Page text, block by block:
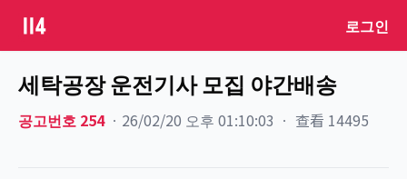
로그인
세탁공장 운전기사 모집 야간배송
공고번호 254 ㆍ 26/02/20 오후 01:10:03 ㆍ 查看 14495